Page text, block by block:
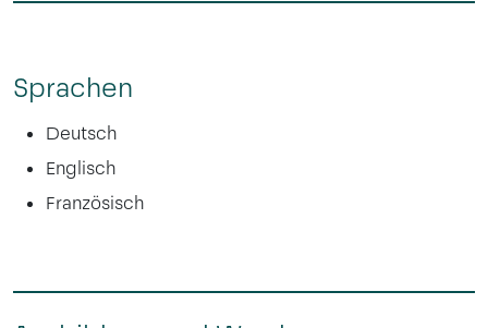
Sprachen
Deutsch
Englisch
Französisch